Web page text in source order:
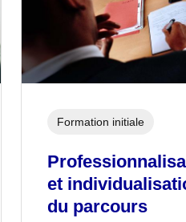
et
du parcours
Formation initiale